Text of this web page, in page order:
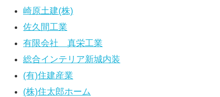
崎原土建(株)
佐久間工業
有限会社 真栄工業
総合インテリア新城内装
(有)住建産業
(株)住太郎ホーム